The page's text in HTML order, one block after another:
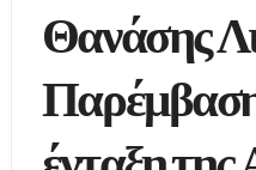
Θανάσης